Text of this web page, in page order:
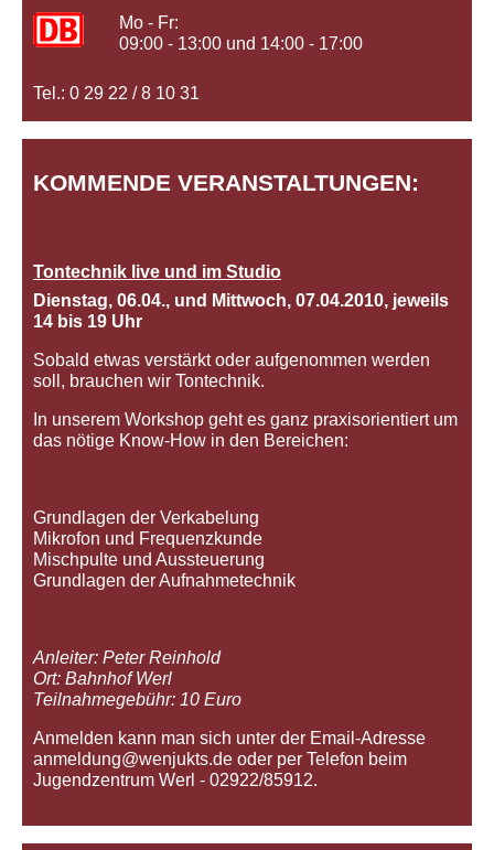
Mo - Fr:
09:00 - 13:00 und 14:00 - 17:00
Tel.: 0 29 22 / 8 10 31
KOMMENDE VERANSTALTUNGEN:
Tontechnik live und im Studio
Dienstag, 06.04., und Mittwoch, 07.04.2010, jeweils
14 bis 19 Uhr
Sobald etwas verstärkt oder aufgenommen werden
soll, brauchen wir Tontechnik.
In unserem Workshop geht es ganz praxisorientiert um
das nötige Know-How in den Bereichen:
Grundlagen der Verkabelung
Mikrofon und Frequenzkunde
Mischpulte und Aussteuerung
Grundlagen der Aufnahmetechnik
Anleiter: Peter Reinhold
Ort: Bahnhof Werl
Teilnahmegebühr: 10 Euro
Anmelden kann man sich unter der Email-Adresse
anmeldung@wenjukts.de oder per Telefon beim
Jugendzentrum Werl - 02922/85912.